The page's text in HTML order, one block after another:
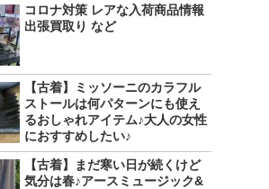
コロナ対策 レアな入荷商品情報
出張買取り など
【古着】ミッソーニのカラフル
ストールは何パターンにも使え
るおしゃれアイテム♪大人の女性
におすすめしたい♪
【古着】まだ寒い日が続くけど
気分は春♪アースミュージック&